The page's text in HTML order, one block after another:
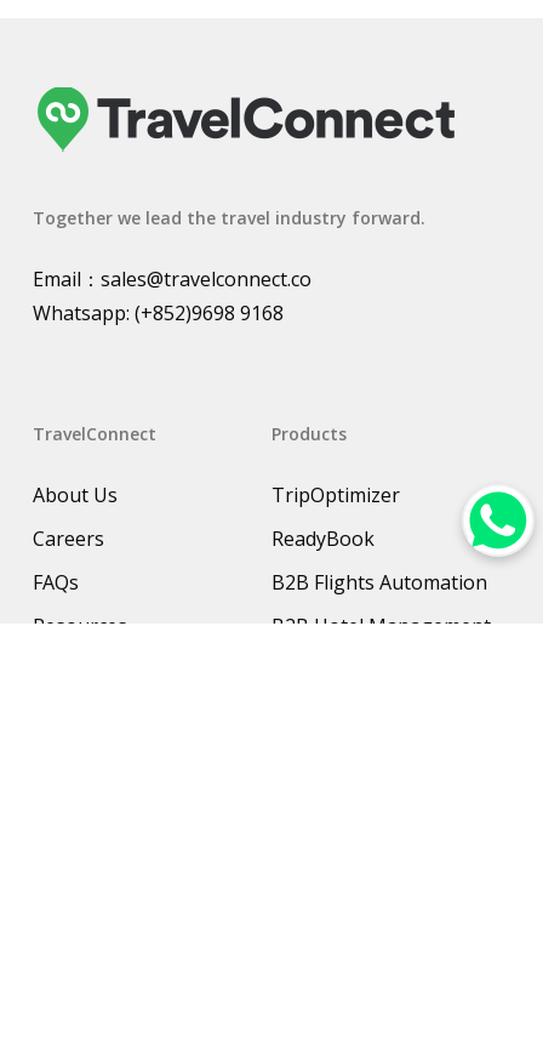
Together we lead the travel industry forward.
Email： sales@travelconnect.co
Whatsapp: (+852)9698 9168
TravelConnect
About Us
Careers
FAQs
Resources
Products
TripOptimizer
ReadyBook
B2B Flights Automation
B2B Hotel Management